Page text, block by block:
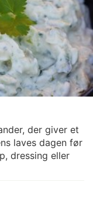
der giver et
laves dagen før
dressing eller